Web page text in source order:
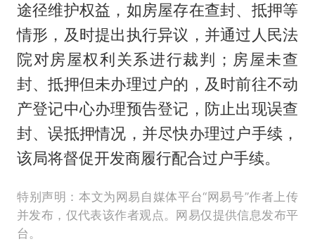
途径维护权益，如房屋存在查封、抵押等
情形，及时提出执行异议，并通过人民法
院对房屋权利关系进行裁判；房屋未查
封、抵押但未办理过户的，及时前往不动
产登记中心办理预告登记，防止出现误查
封、误抵押情况，并尽快办理过户手续，
该局将督促开发商履行配合过户手续。
特别声明：本文为网易自媒体平台“网易号”作者上传
并发布，仅代表该作者观点。网易仅提供信息发布平
台。